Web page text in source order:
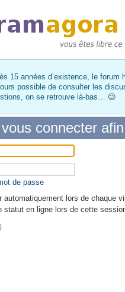
15 années d’existence, le
possible de consulter les
on se retrouve là-bas… 😉
connecter
de passe
automatiquement lors de chaque
statut en ligne lors de cette